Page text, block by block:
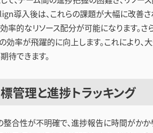
導入後は、これらの課題が大幅に改善さ
率的なリソース配分が可能になります。
効率が飛躍的に向上します。これにより、
待できます。
管理と進捗トラッキング
合性が不明確で、進捗報告に時間がか